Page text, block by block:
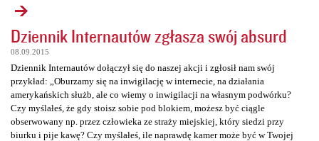
Dziennik Internautów zgłasza swój absurd
08.09.2015
Dziennik Internautów dołączył się do naszej akcji i zgłosił nam swój
przykład: „Oburzamy się na inwigilację w internecie, na działania
amerykańskich służb, ale co wiemy o inwigilacji na własnym podwórku?
Czy myślałeś, że gdy stoisz sobie pod blokiem, możesz być ciągle
obserwowany np. przez człowieka ze straży miejskiej, który siedzi przy
biurku i pije kawę? Czy myślałeś, ile naprawdę kamer może być w Twojej